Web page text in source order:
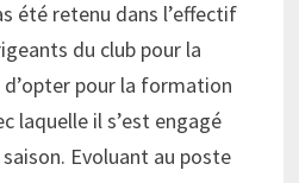
été retenu dans l’effectif
du club pour la
pour la formation
laquelle il s’est engagé
Evoluant au poste